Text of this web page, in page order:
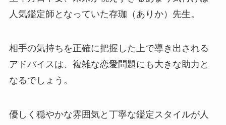
人気鑑定師となっていた存珈（ありか）先生。
相手の気持ちを正確に把握した上で導き出される
アドバイスは、複雑な恋愛問題にも大きな助力と
なるでしょう。
優しく穏やかな雰囲気と丁寧な鑑定スタイルが人